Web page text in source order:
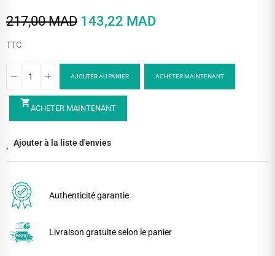
217,00 MAD 143,22 MAD
TTC
AJOUTER AU PANIER ACHETER MAINTENANT
shopping_cartACHETER MAINTENANT
Ajouter à la liste d'envies
Authenticité garantie
Livraison gratuite selon le panier